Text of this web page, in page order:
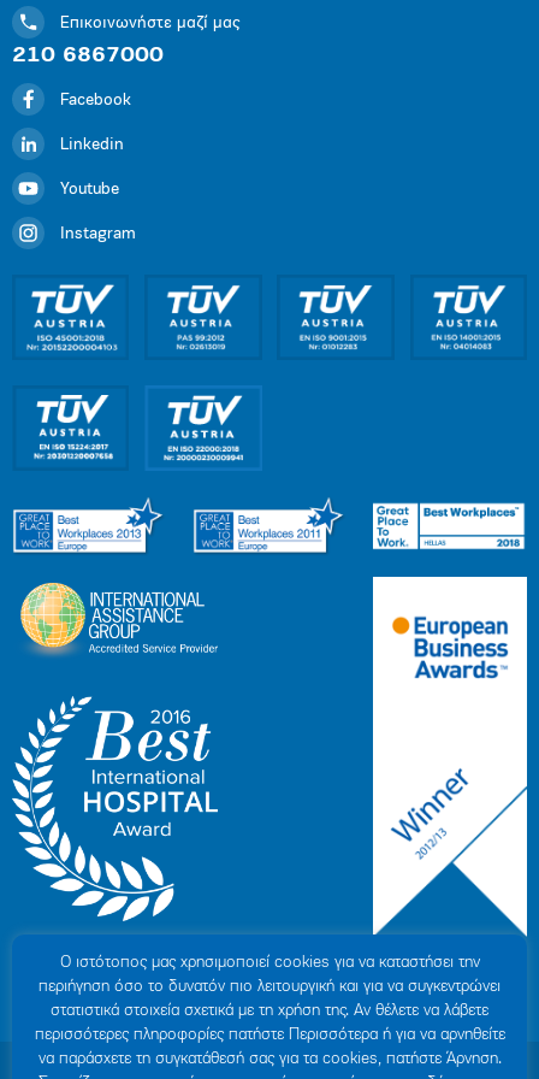
Επικοινωνήστε μαζί μας
210 6867000
Facebook
Linkedin
Youtube
Instagram
© 2007-2026 ΥΓΕΙΑ Μ.Α.Ε | ΓΕΜΗ: 000279901000
Ο ιστότοπoς μας χρησιμοποιεί cookies για να καταστήσει την
περιήγηση όσο το δυνατόν πιο λειτουργική και για να συγκεντρώνει
στατιστικά στοιχεία σχετικά με τη χρήση της. Αν θέλετε να λάβετε
περισσότερες πληροφορίες πατήστε Περισσότερα ή για να αρνηθείτε
να παράσχετε τη συγκατάθεσή σας για τα cookies, πατήστε Άρνηση.